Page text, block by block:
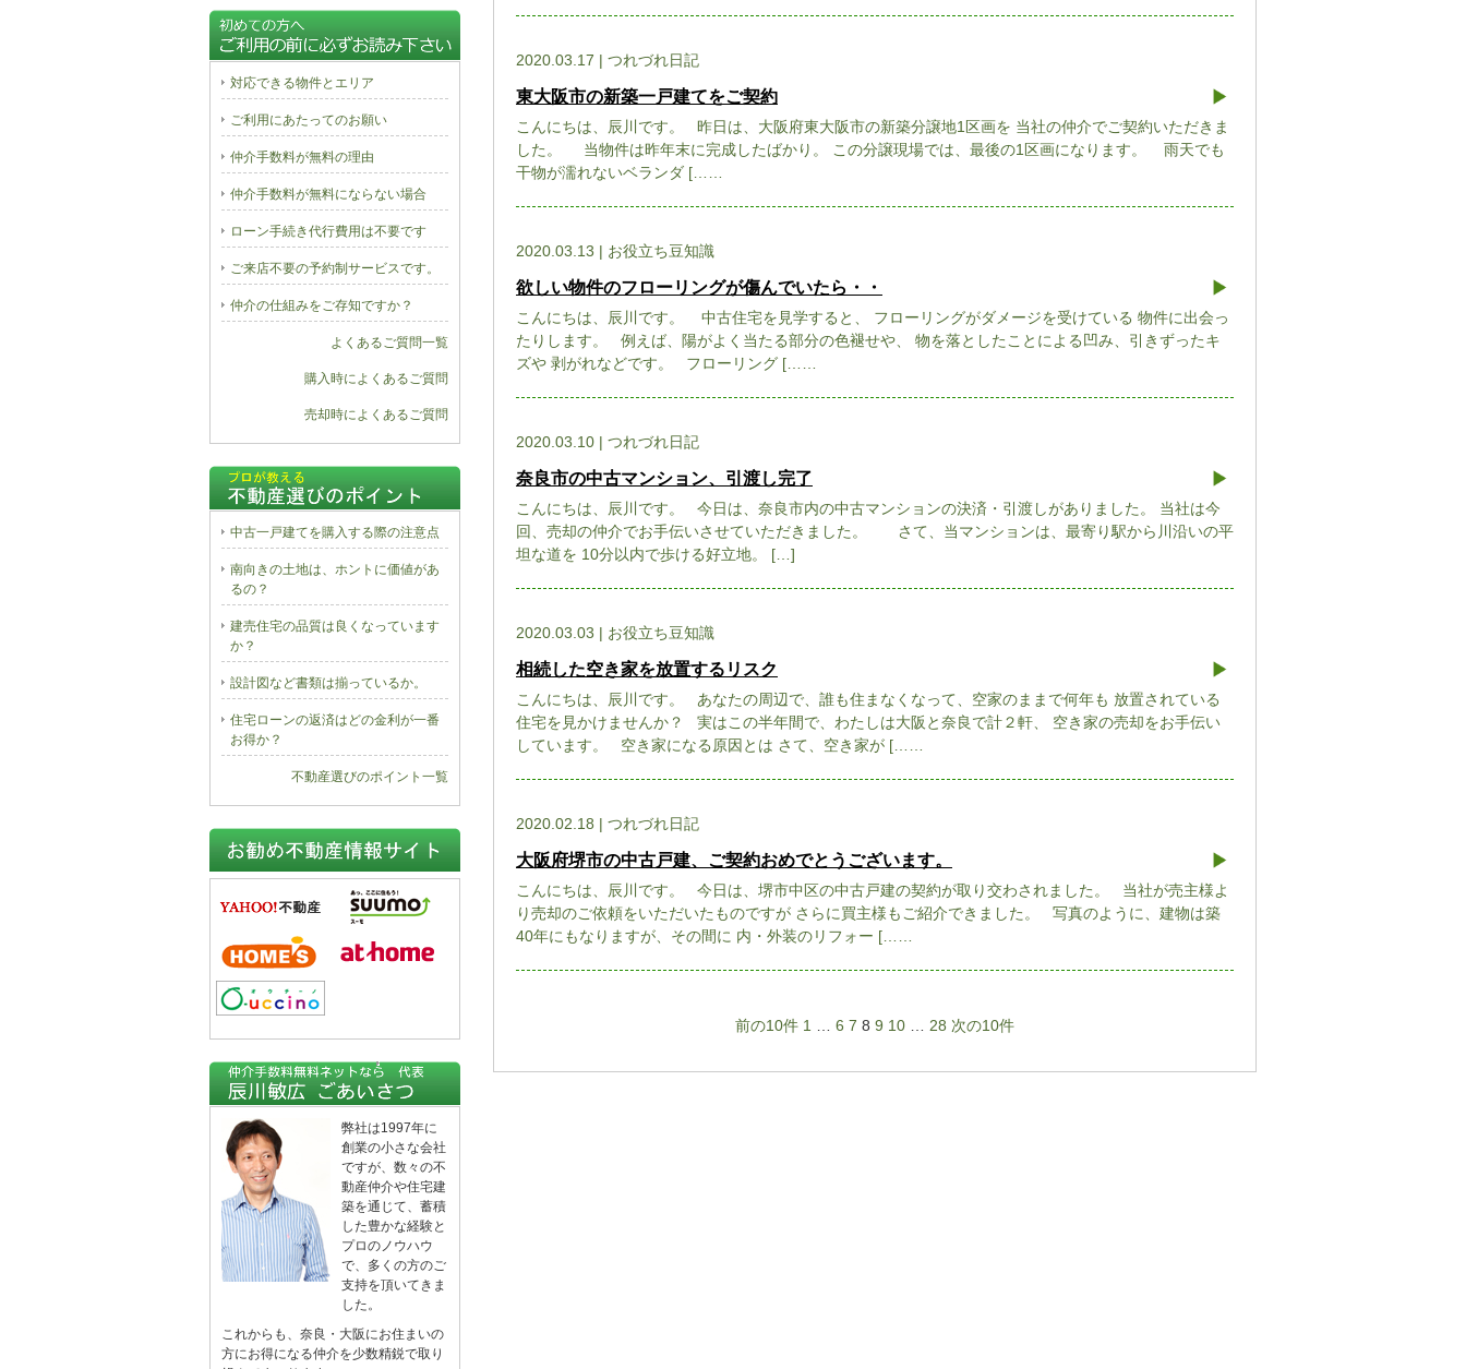
2020.03.17 | つれづれ日記
東大阪市の新築一戸建てをご契約
こんにちは、辰川です。 昨日は、大阪府東大阪市の新築分譲地1区画を 当社の仲介でご契約いただきま
した。 当物件は昨年末に完成したばかり。 この分譲現場では、最後の1区画になります。 雨天でも
干物が濡れないベランダ [……
2020.03.13 | お役立ち豆知識
欲しい物件のフローリングが傷んでいたら・・
こんにちは、辰川です。 中古住宅を見学すると、 フローリングがダメージを受けている 物件に出会っ
たりします。 例えば、陽がよく当たる部分の色褪せや、 物を落としたことによる凹み、引きずったキ
ズや 剥がれなどです。 フローリング [……
2020.03.10 | つれづれ日記
奈良市の中古マンション、引渡し完了
こんにちは、辰川です。 今日は、奈良市内の中古マンションの決済・引渡しがありました。 当社は今
回、売却の仲介でお手伝いさせていただきました。 さて、当マンションは、最寄り駅から川沿いの平
坦な道を 10分以内で歩ける好立地。 […]
2020.03.03 | お役立ち豆知識
相続した空き家を放置するリスク
こんにちは、辰川です。 あなたの周辺で、誰も住まなくなって、空家のままで何年も 放置されている
住宅を見かけませんか？ 実はこの半年間で、わたしは大阪と奈良で計２軒、 空き家の売却をお手伝い
しています。 空き家になる原因とは さて、空き家が [……
2020.02.18 | つれづれ日記
大阪府堺市の中古戸建、ご契約おめでとうございます。
こんにちは、辰川です。 今日は、堺市中区の中古戸建の契約が取り交わされました。 当社が売主様よ
り売却のご依頼をいただいたものですが さらに買主様もご紹介できました。 写真のように、建物は築
40年にもなりますが、その間に 内・外装のリフォー [……
前の10件 1 6 7 8 9 10 28 次の10件
対応できる物件とエリア
ご利用にあたってのお願い
仲介手数料が無料の理由
仲介手数料が無料にならない場合
ローン手続き代行費用は不要です
ご来店不要の予約制サービスです。
仲介の仕組みをご存知ですか？
よくあるご質問一覧
購入時によくあるご質問
売却時によくあるご質問
中古一戸建てを購入する際の注意点
南向きの土地は、ホントに価値があ
るの？
建売住宅の品質は良くなっています
か？
設計図など書類は揃っているか。
住宅ローンの返済はどの金利が一番
お得か？
不動産選びのポイント一覧
弊社は1997年に
創業の小さな会社
ですが、数々の不
動産仲介や住宅建
築を通じて、蓄積
した豊かな経験と
プロのノウハウ
で、多くの方のご
支持を頂いてきま
した。
これからも、奈良・大阪にお住まいの
方にお得になる仲介を少数精鋭で取り